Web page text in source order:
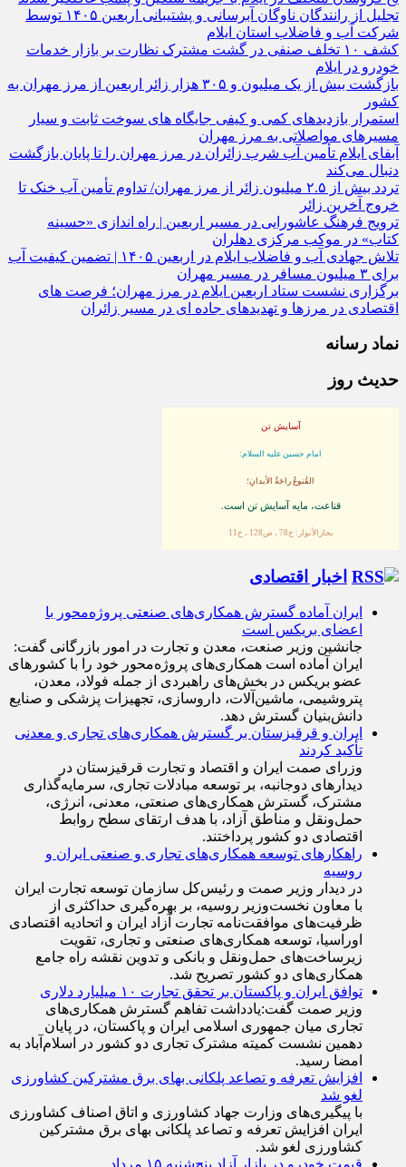
شرکت آب و فاضلاب استان ایلام
کشف ۱۰ تخلف صنفی در گشت مشترک نظارت بر بازار خدمات
خودرو در ایلام
کشور
استمرار بازدیدهای کمی و کیفی جایگاه‌ های سوخت ثابت و سیار
مسیرهای مواصلاتی به مرز مهران
آبفای ایلام تأمین آب شرب زائران در مرز مهران را تا پایان بازگشت
دنبال می‌کند
خروج آخرین زائر
ترویج فرهنگ عاشورایی در مسیر اربعین | راه‌ اندازی «حسینه
کتاب» در موکب مرکزی دهلران
برای ۳ میلیون مسافر در مسیر مهران
برگزاری نشست ستاد اربعین ایلام در مرز مهران؛ فرصت‌ های
اقتصادی در مرزها و تهدیدهای جاده‌ ای در مسیر زائران
قناعت، مايه آسايش تن است.
اعضای بریکس است
جانشین وزیر صنعت، معدن و تجارت در امور بازرگانی گفت:
ایران آماده است همکاری‌های پروژه‌محور خود را با کشور‌های
عضو بریکس در بخش‌های راهبردی از جمله فولاد، معدن،
پتروشیمی، ماشین‌آلات، داروسازی، تجهیزات پزشکی و صنایع
دانش‌بنیان گسترش دهد.
ایران و قرقیزستان بر گسترش همکاری‌های تجاری و معدنی
تأکید کردند
وزرای صمت ایران و اقتصاد و تجارت قرقیزستان در
دیدار‌های دوجانبه، بر توسعه مبادلات تجاری، سرمایه‌گذاری
مشترک، گسترش همکاری‌های صنعتی، معدنی، انرژی،
حمل‌ونقل و مناطق آزاد، با هدف ارتقای سطح روابط
اقتصادی دو کشور پرداختند.
راهکارهای توسعه همکاری‌های تجاری و صنعتی ایران و
روسیه
در دیدار وزیر صمت و رئیس‌کل سازمان توسعه تجارت ایران
با معاون نخست‌وزیر روسیه، بر بهره‌گیری حداکثری از
ظرفیت‌های موافقت‌نامه تجارت آزاد ایران و اتحادیه اقتصادی
اوراسیا، توسعه همکاری‌های صنعتی و تجاری، تقویت
زیرساخت‌های حمل‌ونقل و بانکی و تدوین نقشه راه جامع
همکاری‌های دو کشور تصریح شد.
توافق ایران و پاکستان بر تحقق تجارت ۱۰ میلیارد دلاری
وزیر صمت گفت:یادداشت تفاهم گسترش همکاری‌های
تجاری میان جمهوری اسلامی ایران و پاکستان، در پایان
دهمین نشست کمیته مشترک تجاری دو کشور در اسلام‌آباد به
امضا رسید.
افزایش تعرفه و تصاعد پلکانی بهای برق مشترکین کشاورزی
لغو شد
با پیگیری‌های وزارت جهاد کشاورزی و اتاق اصناف کشاورزی
ایران افزایش تعرفه و تصاعد پلکانی بهای برق مشترکین
کشاورزی لغو شد.
قیمت خودرو در بازار آزاد پنج‌شنبه ۱۵ مرداد